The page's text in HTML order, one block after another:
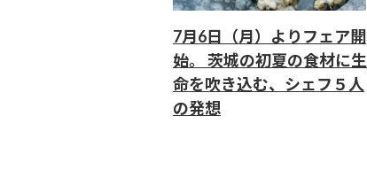
7月6日（月）よりフェア開
始。 茨城の初夏の食材に生
命を吹き込む、シェフ５人
の発想